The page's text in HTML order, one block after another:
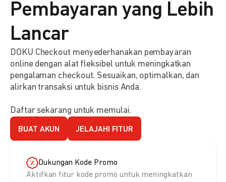
Pembayaran yang Lebih
Lancar
DOKU Checkout menyederhanakan pembayaran
online dengan alat fleksibel untuk meningkatkan
pengalaman checkout. Sesuaikan, optimalkan, dan
alirkan transaksi untuk bisnis Anda.
Daftar sekarang untuk memulai.
BUAT AKUN JELAJAHI FITUR
Dukungan Kode Promo
Aktifkan fitur kode promo untuk meningkatkan